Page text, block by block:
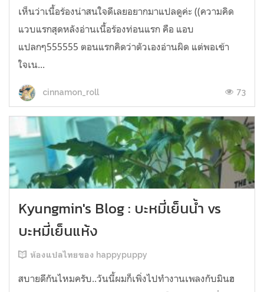
เห็นว่าเนื้อร้องน่าสนใจดีเลยอยากมาแปลดูค่ะ ((ความคิด
แวบแรกสุดหลังอ่านเนื้อร้องท่อนแรก คือ แอบ
แปลกๆ555555 ตอนแรกคิดว่าตัวเองอ่านผิด แต่พอเข้า
ใจเน...
cinnamon_roll 73
Kyungmin's Blog : บะหมี่เย็นน้ำ vs
บะหมี่เย็นแห้ง
ห้องแปลไทยของ happypuppy
สบายดีกันไหมครับ..วันนี้ผมก็เพิ่งไปทำงานเพลงกับมินฮ